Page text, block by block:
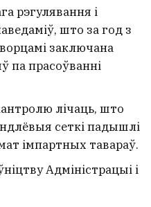
рэгулявання і
што за год з
заключана
па прасоўванні
лічаць, што
сеткі падышлі
імпартных тавараў.
Адміністрацыі і